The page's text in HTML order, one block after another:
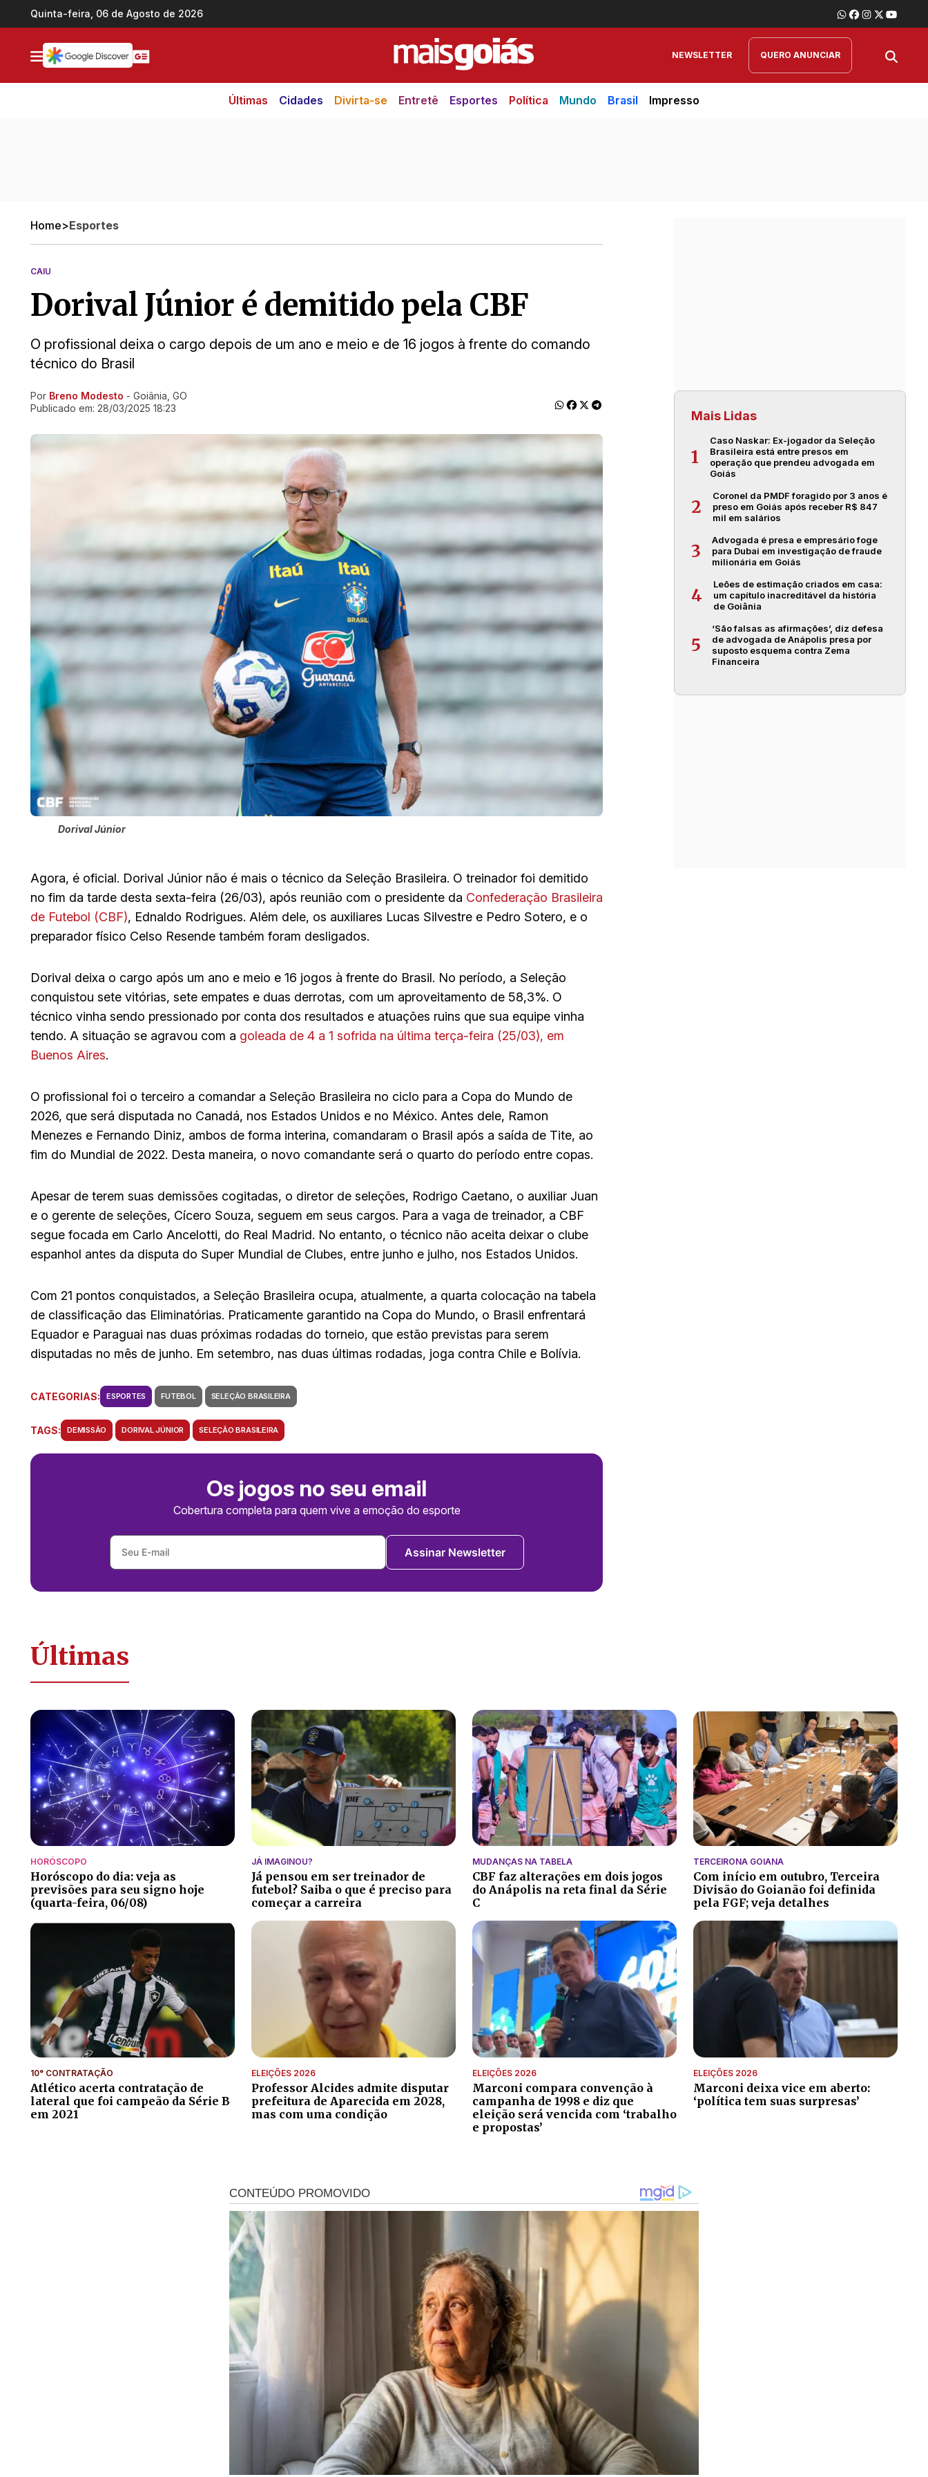
Ir direto pro conteúdo
Quinta-feira, 06 de Agosto de 2026
NEWSLETTER QUERO ANUNCIAR
Últimas Cidades Divirta-se Entretê Esportes Política Mundo Brasil Impresso
Home>Esportes
CAIU
Dorival Júnior é demitido pela CBF
O profissional deixa o cargo depois de um ano e meio e de 16 jogos à frente do comando
técnico do Brasil
Ir direto pra matéria
Por Breno Modesto - Goiânia, GO
Publicado em: 28/03/2025 18:23
Dorival Júnior
Agora, é oficial. Dorival Júnior não é mais o técnico da Seleção Brasileira. O treinador foi demitido
no fim da tarde desta sexta-feira (26/03), após reunião com o presidente da Confederação Brasileira
de Futebol (CBF), Ednaldo Rodrigues. Além dele, os auxiliares Lucas Silvestre e Pedro Sotero, e o
preparador físico Celso Resende também foram desligados.
Dorival deixa o cargo após um ano e meio e 16 jogos à frente do Brasil. No período, a Seleção
conquistou sete vitórias, sete empates e duas derrotas, com um aproveitamento de 58,3%. O
técnico vinha sendo pressionado por conta dos resultados e atuações ruins que sua equipe vinha
tendo. A situação se agravou com a goleada de 4 a 1 sofrida na última terça-feira (25/03), em
Buenos Aires.
O profissional foi o terceiro a comandar a Seleção Brasileira no ciclo para a Copa do Mundo de
2026, que será disputada no Canadá, nos Estados Unidos e no México. Antes dele, Ramon
Menezes e Fernando Diniz, ambos de forma interina, comandaram o Brasil após a saída de Tite, ao
fim do Mundial de 2022. Desta maneira, o novo comandante será o quarto do período entre copas.
Apesar de terem suas demissões cogitadas, o diretor de seleções, Rodrigo Caetano, o auxiliar Juan
e o gerente de seleções, Cícero Souza, seguem em seus cargos. Para a vaga de treinador, a CBF
segue focada em Carlo Ancelotti, do Real Madrid. No entanto, o técnico não aceita deixar o clube
espanhol antes da disputa do Super Mundial de Clubes, entre junho e julho, nos Estados Unidos.
Com 21 pontos conquistados, a Seleção Brasileira ocupa, atualmente, a quarta colocação na tabela
de classificação das Eliminatórias. Praticamente garantido na Copa do Mundo, o Brasil enfrentará
Equador e Paraguai nas duas próximas rodadas do torneio, que estão previstas para serem
disputadas no mês de junho. Em setembro, nas duas últimas rodadas, joga contra Chile e Bolívia.
CATEGORIAS: ESPORTES FUTEBOL SELEÇÃO BRASILEIRA
TAGS: DEMISSÃO DORIVAL JÚNIOR SELEÇÃO BRASILEIRA
Os jogos no seu email
Cobertura completa para quem vive a emoção do esporte
Assinar Newsletter
Mais Lidas
1
Caso Naskar: Ex-jogador da Seleção
Brasileira está entre presos em
operação que prendeu advogada em
Goiás
2
Coronel da PMDF foragido por 3 anos é
preso em Goiás após receber R$ 847
mil em salários
3
Advogada é presa e empresário foge
para Dubai em investigação de fraude
milionária em Goiás
4
Leões de estimação criados em casa:
um capítulo inacreditável da história
de Goiânia
5
‘São falsas as afirmações’, diz defesa
de advogada de Anápolis presa por
suposto esquema contra Zema
Financeira
Últimas
HORÓSCOPO
Horóscopo do dia: veja as
previsões para seu signo hoje
(quarta-feira, 06/08)
JÁ IMAGINOU?
Já pensou em ser treinador de
futebol? Saiba o que é preciso para
começar a carreira
MUDANÇAS NA TABELA
CBF faz alterações em dois jogos
do Anápolis na reta final da Série
C
TERCEIRONA GOIANA
Com início em outubro, Terceira
Divisão do Goianão foi definida
pela FGF; veja detalhes
10° CONTRATAÇÃO
Atlético acerta contratação de
lateral que foi campeão da Série B
em 2021
ELEIÇÕES 2026
Professor Alcides admite disputar
prefeitura de Aparecida em 2028,
mas com uma condição
ELEIÇÕES 2026
Marconi compara convenção à
campanha de 1998 e diz que
eleição será vencida com ‘trabalho
e propostas’
ELEIÇÕES 2026
Marconi deixa vice em aberto:
‘política tem suas surpresas’